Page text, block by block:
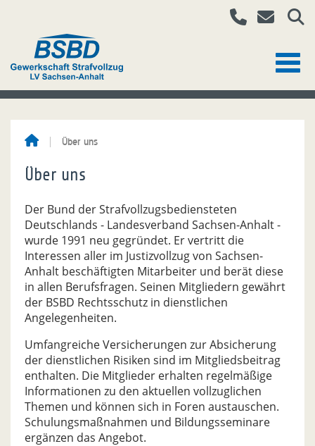
Über uns
Über uns
Der Bund der Strafvollzugsbediensteten
Deutschlands - Landesverband Sachsen-Anhalt -
wurde 1991 neu gegründet. Er vertritt die
Interessen aller im Justizvollzug von Sachsen-
Anhalt beschäftigten Mitarbeiter und berät diese
in allen Berufsfragen. Seinen Mitgliedern gewährt
der BSBD Rechtsschutz in dienstlichen
Angelegenheiten.
Umfangreiche Versicherungen zur Absicherung
der dienstlichen Risiken sind im Mitgliedsbeitrag
enthalten. Die Mitglieder erhalten regelmäßige
Informationen zu den aktuellen vollzuglichen
Themen und können sich in Foren austauschen.
Schulungsmaßnahmen und Bildungsseminare
ergänzen das Angebot.